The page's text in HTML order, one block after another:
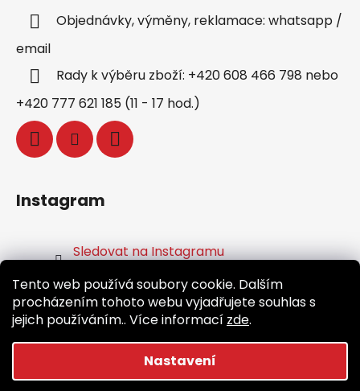
Tento web používá soubory cookie. Dalším
procházením tohoto webu vyjadřujete souhlas s
jejich používáním.. Více informací zde.
Nastavení
Objednávky, výměny, reklamace: whatsapp /
email
Rady k výběru zboží: +420 608 466 798 nebo
+420 777 621 185 (11 - 17 hod.)
Instagram
Sledovat na Instagramu
Facebook